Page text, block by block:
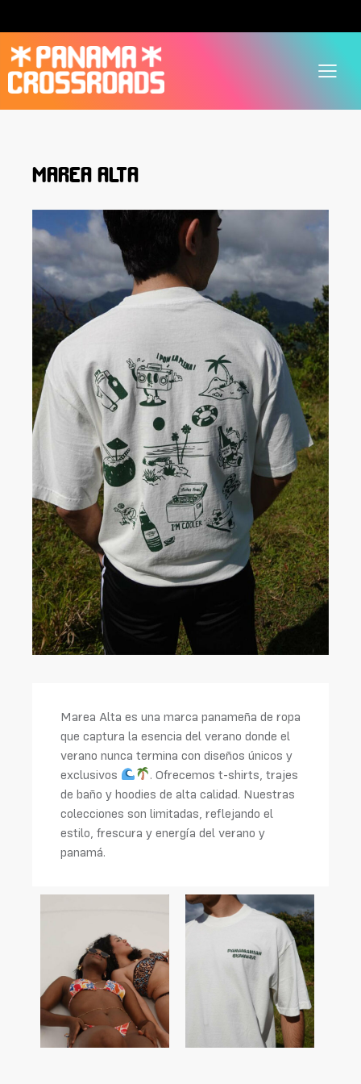
MAREA ALTA
Marea Alta es una marca panameña de ropa
que captura la esencia del verano donde el
verano nunca termina con diseños únicos y
exclusivos
. Ofrecemos t-shirts, trajes
de baño y hoodies de alta calidad. Nuestras
colecciones son limitadas, reflejando el
estilo, frescura y energía del verano y
panamá.